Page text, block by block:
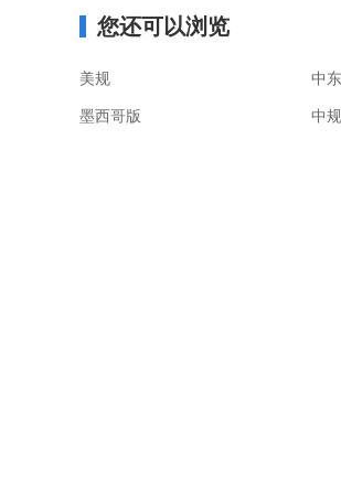
您还可以浏览
美规 中
墨西哥版 中规